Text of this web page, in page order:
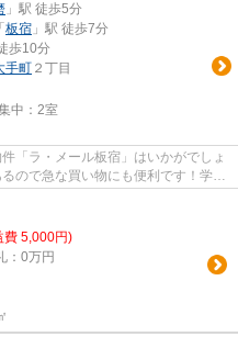
」駅 徒歩5分
「 板宿 」駅 徒歩7分
歩10分
手町 ２丁目
中： 2室
「ラ・メール板宿」はいかがでしょ
ので急な買い物にも便利です！学校
費 5,000円)
：0万円